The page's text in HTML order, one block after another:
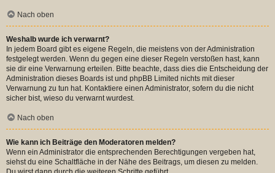
Nach oben
Weshalb wurde ich verwarnt?
In jedem Board gibt es eigene Regeln, die meistens von der Administration
festgelegt werden. Wenn du gegen eine dieser Regeln verstoßen hast, kann
sie dir eine Verwarnung erteilen. Bitte beachte, dass dies die Entscheidung der
Administration dieses Boards ist und phpBB Limited nichts mit dieser
Verwarnung zu tun hat. Kontaktiere einen Administrator, sofern du die nicht
sicher bist, wieso du verwarnt wurdest.
Nach oben
Wie kann ich Beiträge den Moderatoren melden?
Wenn ein Administrator die entsprechenden Berechtigungen vergeben hat,
siehst du eine Schaltfläche in der Nähe des Beitrags, um diesen zu melden.